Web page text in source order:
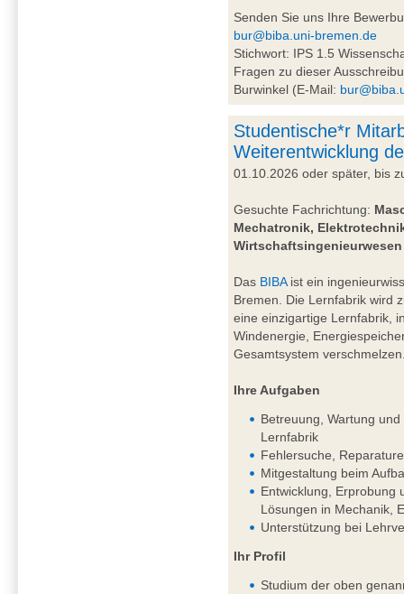
Senden Sie uns Ihre
bur@biba.uni-bremen.de
Stichwort: IPS 1.5
Fragen zu dieser
Burwinkel (E-Mail:
Studentische*r
Weiterentwicklung
01.10.2026 oder später, bis
Gesuchte Fachrichtung:
Mechatronik,
Das BIBAist ein
Bremen. Die Lernfabrik wird
eine einzigartige Lernfabrik,
Windenergie,
Gesamtsystem
Ihre Aufgaben
Betreuung, Wartung
Lernfabrik
Fehlersuche,
Mitgestaltung beim
Entwicklung, Erprobung
Lösungen in Mechanik,
Unterstützung bei
Ihr Profil
Studium der oben